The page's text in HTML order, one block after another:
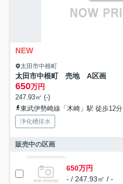
NEW
太田市中根町
太田市中根町 売地 A区画
650万円
247.93㎡ (-)
東武伊勢崎線「木崎」駅 徒歩12分
浄化槽排水
販売中の区画
650万円
- / 247.93㎡ / -